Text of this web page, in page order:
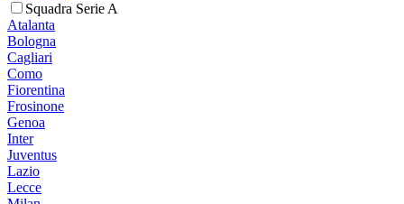
Squadra Serie A
Atalanta
Bologna
Cagliari
Como
Fiorentina
Frosinone
Genoa
Inter
Juventus
Lazio
Lecce